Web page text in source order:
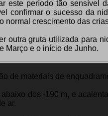
este período tão sensível
confirmar o sucesso da
normal crescimento das
outra gruta utilizada para
Março e o início de Junho.
de materiais de
dos ‑190 m, e
ar.